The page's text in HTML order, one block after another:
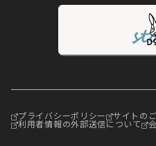
プライバシーポリシー サイトの
利用者情報の外部送信について